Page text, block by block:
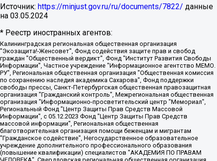
Источник: https://minjust.gov.ru/ru/documents/7822/ данные
на 03.05.2024
* Реестр иностранных агентов:
Калининградская региональная общественная организация "Экозащита!-Женсовет", Фонд содействия защите прав и свобод граждан "Общественный вердикт", Фонд "Институт Развития Свободы Информации", Частное учреждение "Информационное агентство МЕМО. РУ", Региональная общественная организация "Общественная комиссия по сохранению наследия академика Сахарова", Фонд поддержки свободы прессы, Санкт-Петербургская общественная правозащитная организация "Гражданский контроль", Межрегиональная общественная организация "Информационно-просветительский центр "Мемориал", Региональный Фонд "Центр Защиты Прав Средств Массовой Информации", с 05.12.2023 Фонд "Центр Защиты Прав Средств массовой информации", Региональная общественная благотворительная организация помощи беженцам и мигрантам "Гражданское содействие", Негосударственное образовательное учреждение дополнительного профессионального образования (повышение квалификации) специалистов "АКАДЕМИЯ ПО ПРАВАМ ЧЕЛОВЕКА", Свердловская региональная общественная организация "Сутяжник", Автономная некоммерческая организация "Центр независимых социологических исследований", Союз общественных объединений "Российский исследовательский центр по правам человека", Региональное общественное учреждение научно-информационный центр "МЕМОРИАЛ", Некоммерческая организация "Фонд защиты гласности", Автономная некоммерческая организация "Институт прав человека", Городская общественная организация "Екатеринбургское общество "МЕМОРИАЛ", Городская общественная организация "Рязанское историко-просветительское и правозащитное общество "Мемориал" (Рязанский Мемориал), Челябинский региональный орган общественной самодеятельности – женское общественное объединение "Женщины Евразии", Челябинский региональный орган общественной самодеятельности "Уральская правозащитная группа", Фонд содействия защите здоровья и социальной справедливости имени Андрея Рылькова, Автономная Некоммерческая Организация "Аналитический Центр Юрия Левады", Автономная некоммерческая организация социальной поддержки населения "Проект Апрель", Региональная общественная организация помощи женщинам и детям, находящимся в кризисной ситуации "Информационно-методический центр "Анна", Фонд содействия развитию массовых коммуникаций и правовому просвещению "Так-так-Так", Фонд содействия устойчивому развитию "Серебряная тайга", Свердловский региональный общественный фонд социальных проектов "Новое время", "Idel.Реалии", Кавказ.Реалии, Крым.Реалии, Телеканал Настоящее Время, Татаро-башкирская служба Радио Свобода (Azatliq Radiosi), Радио Свободная Европа/Радио Свобода (PCE/PC), "Сибирь.Реалии", "Фактограф", Благотворительный фонд помощи осужденным и их семьям, Автономная некоммерческая организация "Институт глобализации и социальных движений", Фонд "В защиту прав заключенных", Частное учреждение "Центр поддержки и содействия развитию средств массовой информации", Пензенский региональный общественный благотворительный фонд "Гражданский союз", "Север.Реалии", Некоммерческая организация Фонд "Правовая инициатива", Общество с ограниченной ответственностью "Радио Свободная Европа/Радио Свобода", Чешское информационное агентство "MEDIUM-ORIENT", Красноярская региональная общественная организация "Мы против СПИДа", Камалягин Денис Николаевич, Маркелов Сергей Евгеньевич, Пономарев Лев Александрович, Савицкая Людмила Алексеевна, Автономная некоммерческая организация "Центр по работе с проблемой насилия "НАСИЛИЮ.НЕТ", Межрегиональный профессиональный союз работников здравоохранения "Альянс врачей", Юридическое лицо, зарегистрированное в Латвийской Республике, SIA "Medusa Project" (регистрационный номер 40103797863, дата регистрации 10.06.2014), Некоммерческая организация "Фонд по борьбе с коррупцией", Автономная некоммерческая организация "Институт права и публичной политики", Баданин Роман Сергеевич, Гликин Максим Александрович, Железнова Мария Михайловна, Лукьянова Юлия Сергеевна, Маетная Елизавета Витальевна, Маняхин Петр Борисович, Чуракова Ольга Владимировна, Ярош Юлия Петровна, Юридическое лицо "The Insider SIA", зарегистрированное в Риге, Латвийская Республика (дата регистрации 26.06.2015), являющееся администратором доменного имени интернет-издания "The Insider SIA", https://theins.ru, Постернак Алексей Евгеньевич, Рубин Михаил Аркадьевич, Анин Роман Александрович, Юридическое лицо Istories fonds, зарегистрированное в Латвийской Республике (регистрационный номер 50008295751, дата регистрации 24.02.2020), Великовский Дмитрий Александрович, Долинина Ирина Николаевна, Мароховская Алеся Алексеевна, Шлейнов Роман Юрьевич, Шмагун Олеся Валентиновна, Общество с ограниченной ответственностью "Альтаир 2021", Общество с ограниченной ответственностью "Вега 2021", Общество с ограниченной ответственностью "Главный редактор 2021", Общество с ограниченной ответственностью "Ромашки монолит", Важенков Артем Валерьевич, Ивановская областная общественная организация "Центр гендерных исследований", Гурман Юрий Альбертович, Медиапроект "ОВД-Инфо", Егоров Владимир Владимирович, Жилинский Владимир Александрович, Общество с ограниченной ответственностью "ЗП", Иванова София Юрьевна, Карезина Инна Павловна, Кильтау Екатерина Викторовна, Петров Алексей Викторович, Пискунов Сергей Евгеньевич, Смирнов Сергей Сергеевич, Тихонов Михаил Сергеевич, Общество с ограниченной ответственностью "ЖУРНАЛИСТ-ИНОСТРАННЫЙ АГЕНТ", Арапова Галина Юрьевна, Вольтская Татьяна Анатольевна, Американская компания "Mason G.E.S. Anonymous Foundation" (США), являющаяся владельцем интернет-издания https://mnews.world/, Компания "Stichting Bellingcat", зарегистрированная в Нидерландах (дата регистрации 11.07.2018), Захаров Андрей Вячеславович, Клепиковская Екатерина Дмитриевна, Общество с ограниченной ответственностью "МЕМО", Перл Роман Александрович, Симонов Евгений Алексеевич, Соловьева Елена Анатольевна, Сотников Даниил Владимирович, Сурначева Елизавета Дмитриевна, Автономная некоммерческая организация по защите прав человека и информированию населения "Якутия – Наше Мнение", Общество с ограниченной ответственностью "Москоу диджитал медиа", с 26.01.2023 Общество с ограниченной ответственностью "Чайка Белые сады", Ветошкина Валерия Валерьевна, Заговора Максим Александрович, Межрегиональное общественное движение "Российская ЛГБТ - сеть", Оленичев Максим Владимирович, Павлов Иван Юрьевич, Скворцова Елена Сергеевна, Общество с ограниченной ответственностью "Как бы инагент", Кочетков Игорь Викторович, Общество с ограниченной ответственностью "Честные выборы", Еланчик Олег Александрович, Общество с ограниченной ответственностью "Нобелевский призыв", Гималова Регина Эмилевна, Григорьев Андрей Валерьевич, Григорьева Алина Александровна, Ассоциация по содействию защите прав призывников, альтернативнослужащих и военнослужащих "Правозащитная группа "Гражданин.Армия.Право", Хисамова Регина Фаритовна, Автономная некоммерческая организация по реализации социально-правовых программ "Лилит", Дальневосточное общественное движение "Маяк", Санкт-Петербургская ЛГБТ-инициативная группа "Выход", Инициативная группа ЛГБТ+ "Реверс", Алексеев Андрей Викторович, Бекбулатова Таисия Львовна, Беляев Иван Михайлович, Владыкина Елена Сергеевна, Гельман Марат Александрович, Никульшина Вероника Юрьевна, Толоконникова Надежда Андреевна, Шендерович Виктор Анатольевич, Общество с ограниченной ответственностью "Данное сообщение", Общество с ограниченной ответственностью Издательский дом "Новая глава", Айнбиндер Александра Александровна, Московский комьюнити-центр для ЛГБТ+инициатив, Благотворительный фонд развития филантропии, Deutsche Welle (Германия, Kurt-Schumacher-Strasse 3, 53113 Bonn), Борзунова Мария Михайловна, Воробьев Виктор Викторович, Голубева Анна Львовна, Константинова Алла Михайловна, Малкова Ирина Владимировна, Мурадов Мурад Абдулгалимович, Осетинская Елизавета Николаевна, Понасенков Евгений Николаевич, Ганапольский Матвей Юрьевич, Киселев Евгений Алексеевич, Борухович Ирина Григорьевна, Дремин Иван Тимофеевич, Дубровский Дмитрий Викторович, Красноярская региональная общественная организация поддержки и развития альтернативных образовательных технологий и межкультурных коммуникаций "ИНТЕРРА", Маяковская Екатерина Алексеевна, Фейгин Марк Захарович, Филимонов Андрей Викторович, Дзугкоева Регина Николаевна, Доброхотов Роман Александрович, Дудь Юрий Александрович, Елкин Сергей Владимирович, Кругликов Кирилл Игоревич, Сабунаева Мария Леонидовна, Семенов Алексей Владимирович, Шаинян Карен Багратович, Шульман Екатерина Михайловна, Асафьев Артур Валерьевич, Вахштайн Виктор Семенович, Венедиктов Алексей Алексеевич, Лушникова Екатерина Евгеньевна, Волков Леонид Михайлович, Невзоров Александр Глебович, Пархоменко Сергей Борисович, Сироткин Ярослав Николаевич, Кара-Мурза Владимир Владимирович, Баранова Наталья Владимировна, Гозман Леонид Яковлевич, Кагарлицкий Борис Юльевич, Климарев Михаил Валерьевич, Милов Владимир Станиславович, Автономная некоммерческая организация Краснодарский центр современного искусства "Типография", Моргенштерн Алишер Тагирович, Соболь Любовь Эдуардовна, Общество с ограниченной ответственностью "ЛИЗА НОРМ", Каспаров Гарри Кимович, Ходорковский Михаил Борисович, Общество с ограниченной ответственностью "Апрельские тезисы", Данилович Ирина Брониславовна, Кашин Олег Владимирович, Петров Николай Владимирович, Пивоваров Алексей Владимирович, Соколов Михаил Владимирович, Цветкова Юлия Владимировна, Чичваркин Евгений Александрович, Комитет против пыток/Команда против пыток, Общество с ограниченной ответственностью "Первый научный", Общество с ограниченной ответственностью "Вертолет и ко", Белоцерковская Вероника Борисовна, Кац Максим Евгеньевич, Лазарева Татьяна Юрьевна, Шаведдинов Руслан Табризович, Яшин Илья Валерьевич, Общество с ограниченной ответственностью "Иноагент ААВ", Алешковский Дмитрий Петрович, Альбац Евгения Марковна, Быков Дмитрий Львович, Галямина Юлия Евгеньевна, Лойко Сергей Леонидович, Мартынов Кирилл Константинович, Медведев Сергей Александрович, Крашенинников Федор Геннадиевич, Гордеева Катерина Вл